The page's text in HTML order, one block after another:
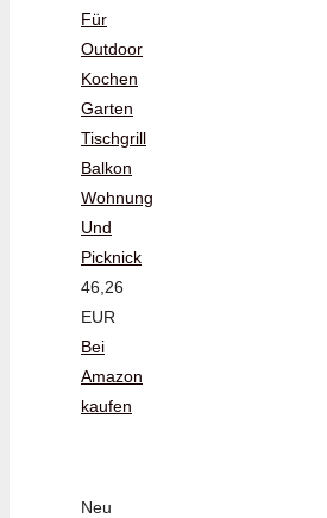
Für
Outdoor
Kochen
Garten
Tischgrill
Balkon
Wohnung
Und
Picknick
46,26
EUR
Bei
Amazon
kaufen
Neu